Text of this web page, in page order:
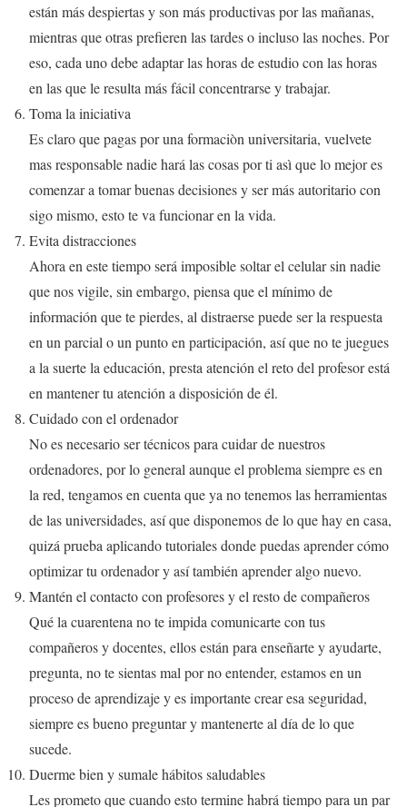
están más despiertas y son más productivas por las mañanas,
mientras que otras prefieren las tardes o incluso las noches. Por
eso, cada uno debe adaptar las horas de estudio con las horas
en las que le resulta más fácil concentrarse y trabajar.
Toma la iniciativa
Es claro que pagas por una formaciòn universitaria, vuelvete
mas responsable nadie hará las cosas por ti asì que lo mejor es
comenzar a tomar buenas decisiones y ser más autoritario con
sigo mismo, esto te va funcionar en la vida.
Evita distracciones
Ahora en este tiempo será imposible soltar el celular sin nadie
que nos vigile, sin embargo, piensa que el mínimo de
información que te pierdes, al distraerse puede ser la respuesta
en un parcial o un punto en participación, así que no te juegues
a la suerte la educación, presta atención el reto del profesor está
en mantener tu atención a disposición de él.
Cuidado con el ordenador
No es necesario ser técnicos para cuidar de nuestros
ordenadores, por lo general aunque el problema siempre es en
la red, tengamos en cuenta que ya no tenemos las herramientas
de las universidades, así que disponemos de lo que hay en casa,
quizá prueba aplicando tutoriales donde puedas aprender cómo
optimizar tu ordenador y así también aprender algo nuevo.
Mantén el contacto con profesores y el resto de compañeros
Qué la cuarentena no te impida comunicarte con tus
compañeros y docentes, ellos están para enseñarte y ayudarte,
pregunta, no te sientas mal por no entender, estamos en un
proceso de aprendizaje y es importante crear esa seguridad,
siempre es bueno preguntar y mantenerte al día de lo que
sucede.
Duerme bien y sumale hábitos saludables
Les prometo que cuando esto termine habrá tiempo para un par